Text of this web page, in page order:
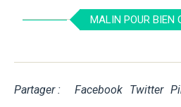
MALIN POUR BIEN
Partager : Facebook Twitter